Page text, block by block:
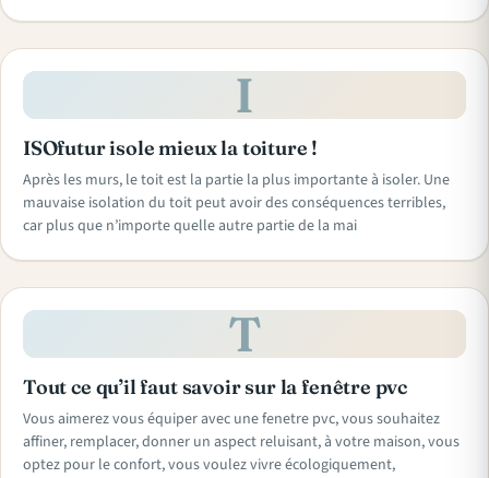
I
ISOfutur isole mieux la toiture !
Après les murs, le toit est la partie la plus importante à isoler. Une
mauvaise isolation du toit peut avoir des conséquences terribles,
car plus que n’importe quelle autre partie de la mai
T
Tout ce qu’il faut savoir sur la fenêtre pvc
Vous aimerez vous équiper avec une fenetre pvc, vous souhaitez
affiner, remplacer, donner un aspect reluisant, à votre maison, vous
optez pour le confort, vous voulez vivre écologiquement,